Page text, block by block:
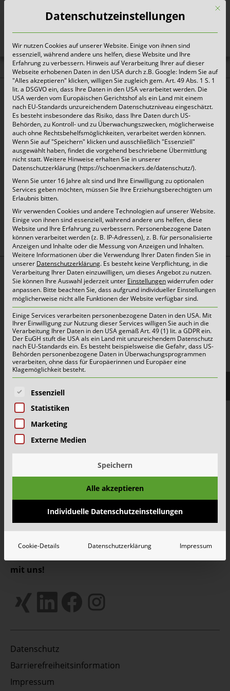
Heute für morgen sorgen
Onlineservices
Top Themen:
Abfallarten
Container & Behälter
FAQ
Jobs&Karriere
onlinePORTALE
Reklamation & Services
Datenschutz
Barrierefreiheitsinformation
Impressum
Aktuelles | Pressemitteilungen
Herzlich willkommen im Team Grün-Gelb!
Wertstoffhof Erkrath | Geänderte Öffnungszeiten
Wertstoffhof Xanten | Geänderte Öffnungszeiten
Wie Schönmackers die kommunale Entsorgung für
halb NRW organisiert
MehrAlle Meldungen
Unsere Social Media Kanäle - Vernetzen Sie sich
mit uns!
Mit
Datenschutzeinstellungen
Wir nutzen Cookies auf unserer Website. Einige von ihnen sind
essenziell, während andere uns helfen, diese Website und Ihre
Erfahrung zu verbessern. Hinweis auf Verarbeitung Ihrer auf dieser
Webseite erhobenen Daten in den USA durch z.B. Google: Indem Sie auf
"Alles akzeptieren" klicken, willigen Sie zugleich gem. Art. 49 Abs. 1 S. 1
lit. a DSGVO ein, dass Ihre Daten in den USA verarbeitet werden. Die
USA werden vom Europäischen Gerichtshof als ein Land mit einem
nach EU-Standards unzureichendem Datenschutzniveau eingeschätzt.
Es besteht insbesondere das Risiko, dass Ihre Daten durch US-
Behörden, zu Kontroll- und zu Überwachungszwecken, möglicherweise
auch ohne Rechtsbehelfsmöglichkeiten, verarbeitet werden können.
Wenn Sie auf "Speichern" klicken und ausschließlich "Essenziell"
ausgewählt haben, findet die vorgehend beschriebene Übermittlung
nicht statt. Weitere Hinweise erhalten Sie in unserer
Datenschutzerklärung (https://schoenmackers.de/datenschutz/).
Wenn Sie unter 16 Jahre alt sind und Ihre Einwilligung zu optionalen
Services geben möchten, müssen Sie Ihre Erziehungsberechtigten um
Erlaubnis bitten.
Wir verwenden Cookies und andere Technologien auf unserer Website.
Einige von ihnen sind essenziell, während andere uns helfen, diese
Website und Ihre Erfahrung zu verbessern. Personenbezogene Daten
können verarbeitet werden (z. B. IP-Adressen), z. B. für personalisierte
Anzeigen und Inhalte oder die Messung von Anzeigen und Inhalten.
Weitere Informationen über die Verwendung Ihrer Daten finden Sie in
unserer Datenschutzerklärung. Es besteht keine Verpflichtung, in die
Verarbeitung Ihrer Daten einzuwilligen, um dieses Angebot zu nutzen.
Sie können Ihre Auswahl jederzeit unter Einstellungenwiderrufen oder
anpassen. Bitte beachten Sie, dass aufgrund individueller Einstellungen
möglicherweise nicht alle Funktionen der Website verfügbar sind.
Einige Services verarbeiten personenbezogene Daten in den USA. Mit
Ihrer Einwilligung zur Nutzung dieser Services willigen Sie auch in die
Verarbeitung Ihrer Daten in den USA gemäß Art. 49 (1) lit. a GDPR ein.
Der EuGH stuft die USA als ein Land mit unzureichendem Datenschutz
nach EU-Standards ein. Es besteht beispielsweise die Gefahr, dass US-
Behörden personenbezogene Daten in Überwachungsprogrammen
verarbeiten, ohne dass für Europäerinnen und Europäer eine
Klagemöglichkeit besteht.
Es folgt eine Liste der Service-Gruppen, für die eine
Essenziell
Statistiken
Marketing
Externe Medien
Speichern
Alle akzeptieren
Individuelle Datenschutzeinstellungen
Cookie-Details Datenschutzerklärung Impressum